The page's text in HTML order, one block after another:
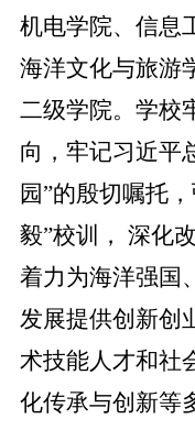
机电学院、信息
海洋文化与旅游
二级学院。学校
向，牢记习近平
园”的殷切嘱托
毅”校训， 深化
着力为海洋强国
发展提供创新创
术技能人才和社
化传承与创新等